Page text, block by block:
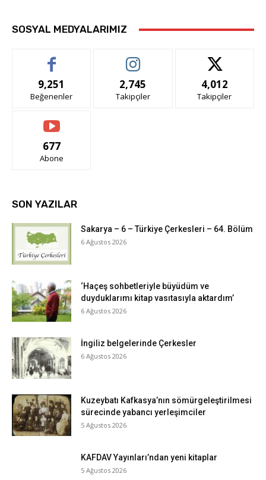
SOSYAL MEDYALARIMIZ
9,251
Beğenenler
2,745
Takipçiler
4,012
Takipçiler
677
Abone
SON YAZILAR
Sakarya – 6 – Türkiye Çerkesleri – 64. Bölüm
6 Ağustos 2026
‘Haçeş sohbetleriyle büyüdüm ve
duyduklarımı kitap vasıtasıyla aktardım’
6 Ağustos 2026
İngiliz belgelerinde Çerkesler
6 Ağustos 2026
Kuzeybatı Kafkasya’nın sömürgeleştirilmesi
sürecinde yabancı yerleşimciler
5 Ağustos 2026
KAFDAV Yayınları’ndan yeni kitaplar
5 Ağustos 2026